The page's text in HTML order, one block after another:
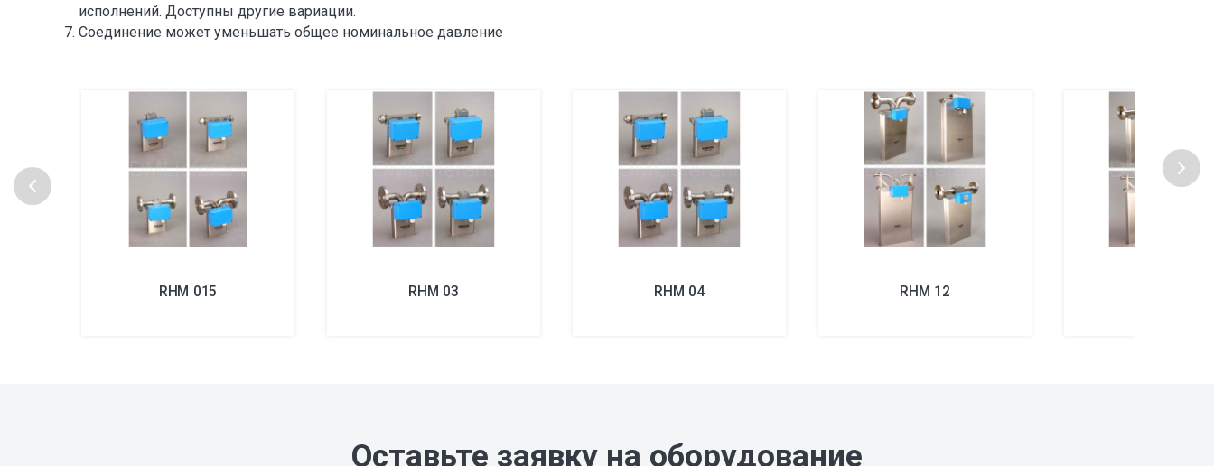
исполнений. Доступны другие вариации.
Соединение может уменьшать общее номинальное давление
RHM 015 RHM 03 RHM 04 RHM 12
Оставьте заявку на оборудование